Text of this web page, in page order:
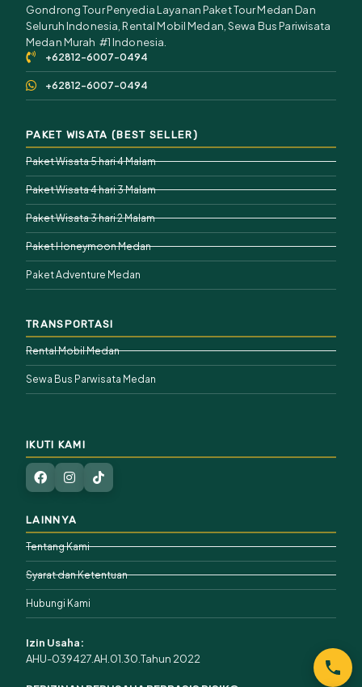
Gondrong Tour Penyedia Layanan Paket Tour Medan Dan
Seluruh Indonesia, Rental Mobil Medan, Sewa Bus Pariwisata
Medan Murah #1 Indonesia.
+62812-6007-0494
+62812-6007-0494
PAKET WISATA (BEST SELLER)
Paket Wisata 5 hari 4 Malam
Paket Wisata 4 hari 3 Malam
Paket Wisata 3 hari 2 Malam
Paket Honeymoon Medan
Paket Adventure Medan
TRANSPORTASI
Rental Mobil Medan
Sewa Bus Parwisata Medan
IKUTI KAMI
LAINNYA
Tentang Kami
Syarat dan Ketentuan
Hubungi Kami
Izin Usaha:
AHU-039427.AH.01.30.Tahun 2022